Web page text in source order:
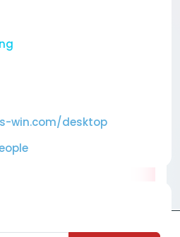
win.com/desktop